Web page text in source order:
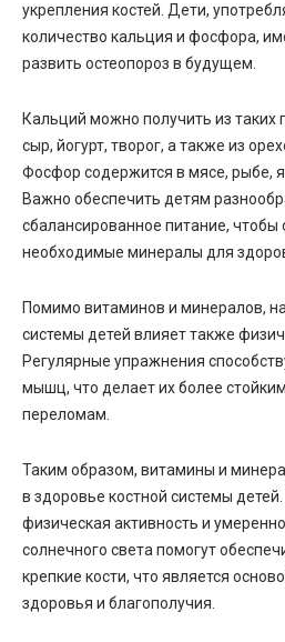
укрепления костей. Дети,
количество кальция и фосфора,
развить остеопороз в будущем.
Кальций можно получить из таких
сыр, йогурт, творог, а также из
Фосфор содержится в мясе, рыбе,
Важно обеспечить детям
сбалансированное питание, чтобы
необходимые минералы для
Помимо витаминов и минералов,
системы детей влияет также
Регулярные упражнения
мышц, что делает их более
переломам.
Таким образом, витамины и
в здоровье костной системы
физическая активность и
солнечного света помогут
крепкие кости, что является
здоровья и благополучия.